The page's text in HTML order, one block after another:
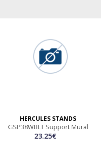
HERCULES STANDS
GSP38WBLT Support Mural
23.25€